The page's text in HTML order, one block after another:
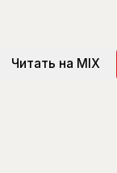
Читать на MIX